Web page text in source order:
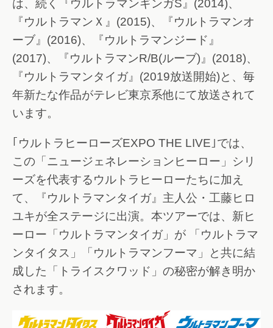
は、続く『ウルトラマンギンガS』(2014)、
『ウルトラマンＸ』(2015)、『ウルトラマンオ
ーブ』(2016)、『ウルトラマンジード』
(2017)、『ウルトラマンR/B(ルーブ)』(2018)、
『ウルトラマンタイガ』(2019放送開始)と、毎
年新たな作品がテレビ東京系他にて放送されて
います。
｢ウルトラヒーローズEXPO THE LIVE｣では、
この「ニュージェネレーションヒーロー」シリ
ーズを代表するウルトラヒーローたちに加え
て、『ウルトラマンタイガ』主人公・工藤ヒロ
ユキが全ステージに出演。本ツアーでは、新ヒ
ーロー「ウルトラマンタイガ」が 「ウルトラマ
ンタイタス」「ウルトラマンフーマ」と共に結
成した「トライスクワッド」の秘密が解き明か
されます。